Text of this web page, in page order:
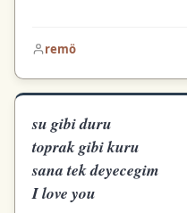
remö
su gibi duru
toprak gibi kuru
sana tek deyecegim
I love you